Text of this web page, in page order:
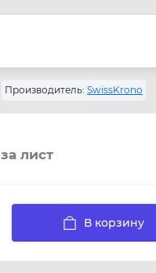
Производитель: SwissKrono
за лист
В корзину